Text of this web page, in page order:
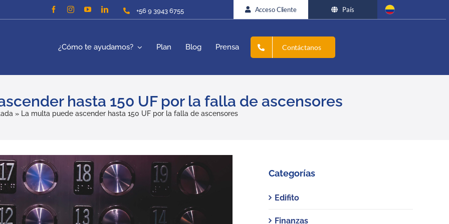
+56 9 3943 6755 Acceso Cliente País
¿Cómo te ayudamos? Plan Blog Prensa Contáctanos
hasta 150 UF por la falla de ascensores
» La multa puede ascender hasta 150 UF por la falla de ascensores
Categorías
Edifito
Finanzas